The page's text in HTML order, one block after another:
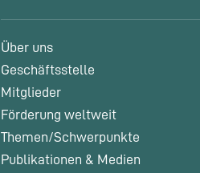
Über uns
Geschäftsstelle
Mitglieder
Förderung weltweit
Themen/Schwerpunkte
Publikationen & Medien